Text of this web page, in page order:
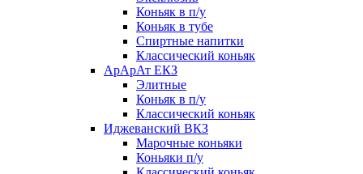
Коньяк в п/у
Коньяк в тубе
Спиртные напитки
Классический коньяк
АрАрАт ЕКЗ
Элитные
Коньяк в п/у
Классический коньяк
Иджеванский ВКЗ
Марочные коньяки
Коньяки п/у